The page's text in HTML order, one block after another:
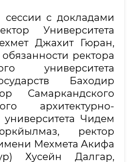
с докладами
Университета
Джахит Гюран,
ректора
университета
Баходир
Самаркандского
архитектурно-
университета Чидем
ректор
Мехмета Акифа
Хусейн Далгар,